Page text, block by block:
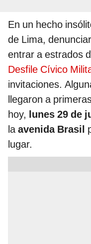
En un hecho
de Lima,
entrar a estrados
Desfile Cívico
invitaciones.
llegaron a
hoy, lunes 29 de
laavenida Brasil
lugar.